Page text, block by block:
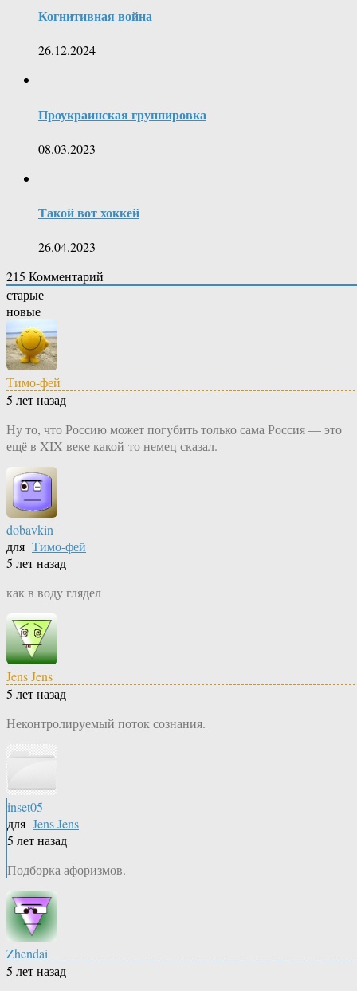
Когнитивная война
26.12.2024
Проукраинская группировка
08.03.2023
Такой вот хоккей
26.04.2023
215 Комментарий
старые
новые
Тимо-фей
5 лет назад
Ну то, что Россию может погубить только сама Россия — это
ещё в XIX веке какой-то немец сказал.
dobavkin
для Тимо-фей
5 лет назад
как в воду глядел
Jens Jens
5 лет назад
Неконтролируемый поток сознания.
inset05
для Jens Jens
5 лет назад
Подборка афоризмов.
Zhendai
5 лет назад